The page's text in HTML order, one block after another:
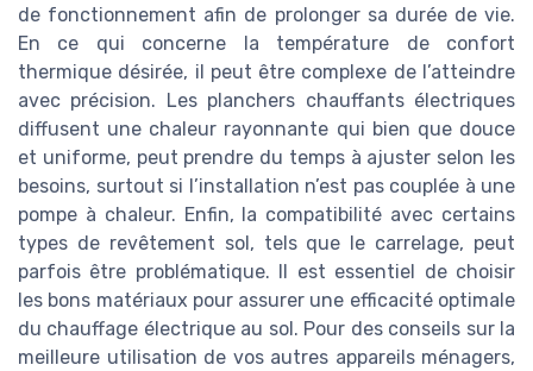
de fonctionnement afin de prolonger sa durée de vie.
En ce qui concerne la température de confort
thermique désirée, il peut être complexe de l’atteindre
avec précision. Les planchers chauffants électriques
diffusent une chaleur rayonnante qui bien que douce
et uniforme, peut prendre du temps à ajuster selon les
besoins, surtout si l’installation n’est pas couplée à une
pompe à chaleur. Enfin, la compatibilité avec certains
types de revêtement sol, tels que le carrelage, peut
parfois être problématique. Il est essentiel de choisir
les bons matériaux pour assurer une efficacité optimale
du chauffage électrique au sol. Pour des conseils sur la
meilleure utilisation de vos autres appareils ménagers,